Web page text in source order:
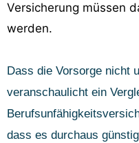
Versicherung müssen
werden.
Dass die Vorsorge nicht
veranschaulicht ein
dass es durchaus